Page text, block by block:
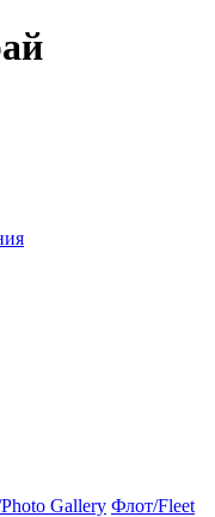
Gallery Флот/Fleet